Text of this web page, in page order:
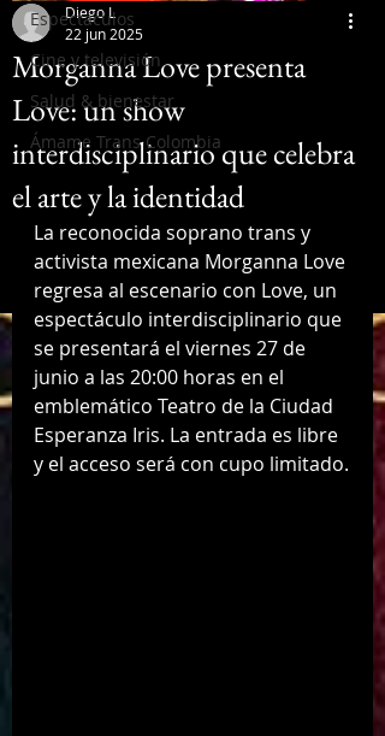
Espectáculos
Cine y televisión
Salud & bienestar
Ámame Trans Colombia
Morganna Love presenta
Love: un show
interdisciplinario que celebra
el arte y la identidad
Diego L
22 jun 2025
La reconocida soprano trans y
activista mexicana Morganna Love
regresa al escenario con Love, un
espectáculo interdisciplinario que
se presentará el viernes 27 de
junio a las 20:00 horas en el
emblemático Teatro de la Ciudad
Esperanza Iris. La entrada es libre
y el acceso será con cupo limitado.